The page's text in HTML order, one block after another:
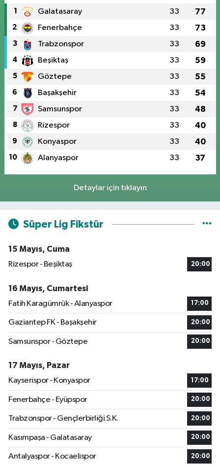
1 Galatasaray 33 77
2 Fenerbahçe 33 73
3 Trabzonspor 33 69
4 Beşiktaş 33 59
5 Göztepe 33 55
6 Başakşehir 33 54
7 Samsunspor 33 48
8 Rizespor 33 40
9 Konyaspor 33 40
10 Alanyaspor 33 37
Detaylar için tıklayın
Süper Lig Fikstür
15 Mayıs, Cuma
Rizespor - Beşiktaş
20:00
16 Mayıs, Cumartesi
Fatih Karagümrük - Alanyaspor
17:00
Gaziantep FK - Başakşehir 20:00
Samsunspor - Göztepe 20:00
17 Mayıs, Pazar
Kayserispor - Konyaspor
17:00
Fenerbahçe - Eyüpspor 20:00
Trabzonspor - Gençlerbirliği S.K. 20:00
Kasımpaşa - Galatasaray 20:00
Antalyaspor - Kocaelispor 20:00